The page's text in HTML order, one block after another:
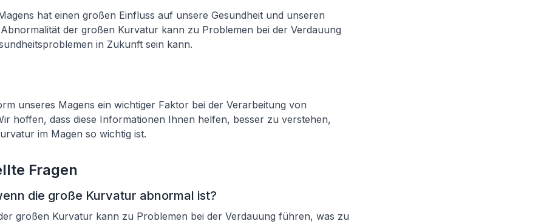
hat einen großen Einfluss auf unsere Gesundheit und unseren
der großen Kurvatur kann zu Problemen bei der Verdauung
in Zukunft sein kann.
unseres Magens ein wichtiger Faktor bei der Verarbeitung von
hoffen, dass diese Informationen Ihnen helfen, besser zu verstehen,
im Magen so wichtig ist.
Fragen
die große Kurvatur abnormal ist?
großen Kurvatur kann zu Problemen bei der Verdauung führen, was zu